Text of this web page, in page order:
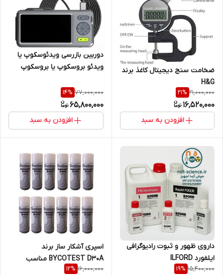
ضخامت سنج دیجیتال کاغذ برند
H&G
21,000,000
21%
16,520,000
افزودن به سبد
دوربین بازرسی ویدئوسکوپ یا
ویدئو بروسکوپ یا بروسکوپ
&R قابل اتصال به کامپیوتر
77,000,000
14%
65,800,000
افزودن به سبد
داروی ظهور و ثبوت رادیوگرافی
ایلفورد ILFORD
15,400,000
19%
اسپری آشکار ساز برند
BYCOTEST D30A مناسب
اسکن سه بعدی و آشکارسازی
16,000,000
12%